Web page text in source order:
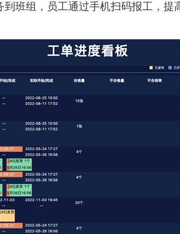
班组，员工通过手机扫码报工，